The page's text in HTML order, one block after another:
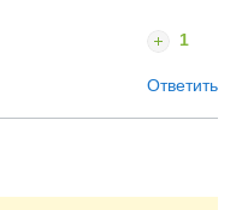
1
Ответить